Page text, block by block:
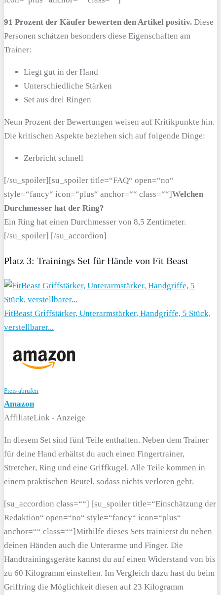
91 Prozent der Käufer bewerten den Artikel positiv. Diese
Personen schätzen besonders diese Eigenschaften am
Trainer:
Liegt gut in der Hand
Unterschiedliche Stärken
Set aus drei Ringen
Neun Prozent der Bewertungen weisen auf Kritikpunkte hin.
Die kritischen Aspekte beziehen sich auf folgende Dinge:
Zerbricht schnell
[/su_spoiler][su_spoiler title=“FAQ“ open=“no“
style=“fancy“ icon=“plus“ anchor=““ class=““]Welchen
Durchmesser hat der Ring?
Ein Ring hat einen Durchmesser von 8,5 Zentimeter.
[/su_spoiler] [/su_accordion]
Platz 3: Trainings Set für Hände von Fit Beast
FitBeast Griffstärker, Unterarmstärker, Handgriffe, 5 Stück,
verstellbarer...
Preis abrufen
Amazon
AffiliateLink - Anzeige
In diesem Set sind fünf Teile enthalten. Neben dem Trainer
für deine Hand erhältst du auch einen Fingertrainer,
Stretcher, Ring und eine Griffkugel. Alle Teile kommen in
einem praktischen Beutel, sodass nichts verloren geht.
[su_accordion class=““] [su_spoiler title=“Einschätzung der
Redaktion“ open=“no“ style=“fancy“ icon=“plus“
anchor=““ class=““]Mithilfe dieses Sets trainierst du neben
deinen Händen auch die Unterarme und Finger. Die
Handtrainingsgeräte kannst du auf einen Widerstand von bis
zu 60 Kilogramm einstellen. Im Vergleich dazu hast du beim
Griffring die Möglichkeit diesen auf 23 Kilogramm